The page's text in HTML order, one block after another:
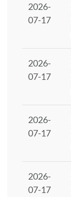
2026-
07-17
2026-
07-17
2026-
07-17
2026-
07-17